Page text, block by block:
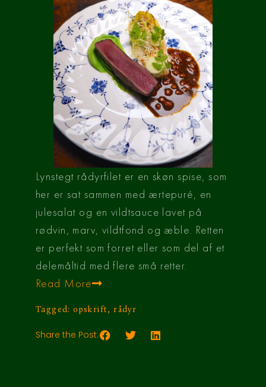
Lynstegt rådyrfilet er en skøn spise, som
her er sat sammen med ærtepuré, en
julesalat og en vildtsauce lavet på
rødvin, marv, vildtfond og æble. Retten
er perfekt som forret eller som del af et
delemåltid med flere små retter.
Read More
Tagged:opskrift,rådyr
Share the Post: